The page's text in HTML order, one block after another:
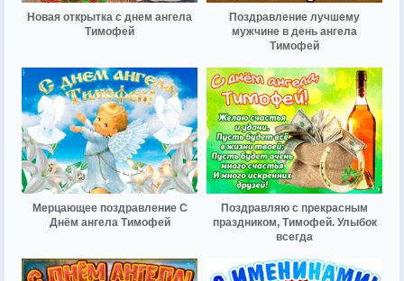
Новая открытка с днем ангела
Тимофей
Поздравление лучшему
мужчине в день ангела
Тимофей
Мерцающее поздравление С
Днём ангела Тимофей
Поздравляю с прекрасным
праздником, Тимофей. Улыбок
всегда